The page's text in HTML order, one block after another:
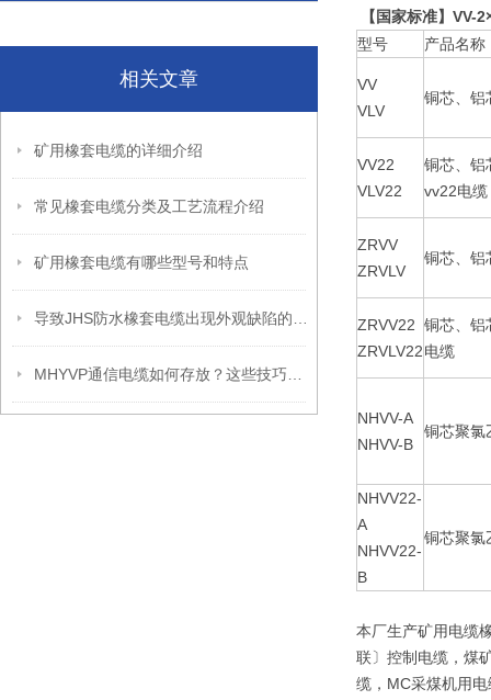
相关文章
矿用橡套电缆的详细介绍
常见橡套电缆分类及工艺流程介绍
矿用橡套电缆有哪些型号和特点
【国家标准】VV-
型号
产品名称
VV
VLV
铜芯、铝
VV22
VLV22
铜芯、铝
vv22电缆
ZRVV
ZRVLV
铜芯、铝
ZRVV22
ZRVLV22
铜芯、铝
电缆
NHVV-A
NHVV-B
铜芯聚氯
NHVV22-
A
NHVV22-
B
铜芯聚氯
本厂生产矿用电缆
联〕控制电缆，煤
缆，MC采煤机用